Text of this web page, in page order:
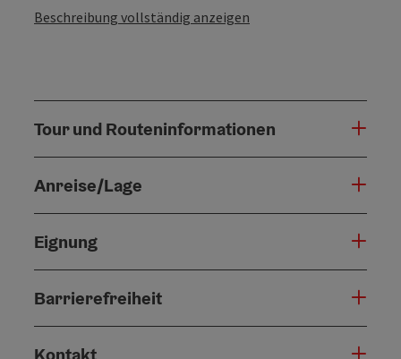
Beschreibung vollständig anzeigen
Tour und Routeninformationen
Anreise/Lage
Eignung
Barrierefreiheit
Kontakt